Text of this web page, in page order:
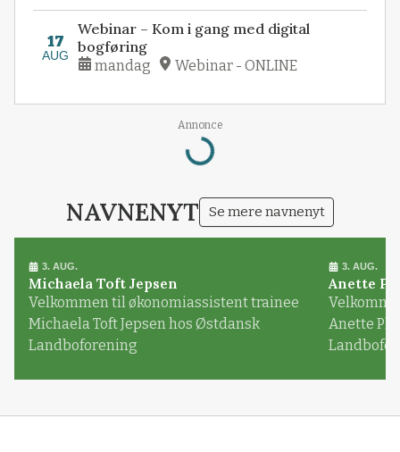
17
AUG
Webinar – Kom i gang med digital
bogføring
mandag Webinar - ONLINE
Annonce
Loading...
NAVNENYT Se mere navnenyt
3. AUG.
Michaela Toft Jepsen
Velkommen til økonomiassistent trainee
Michaela Toft Jepsen hos Østdansk
Landboforening
3. AUG.
Anette
Anette